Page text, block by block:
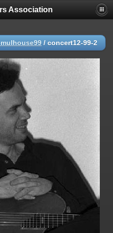
Association
/ concert12-99-2